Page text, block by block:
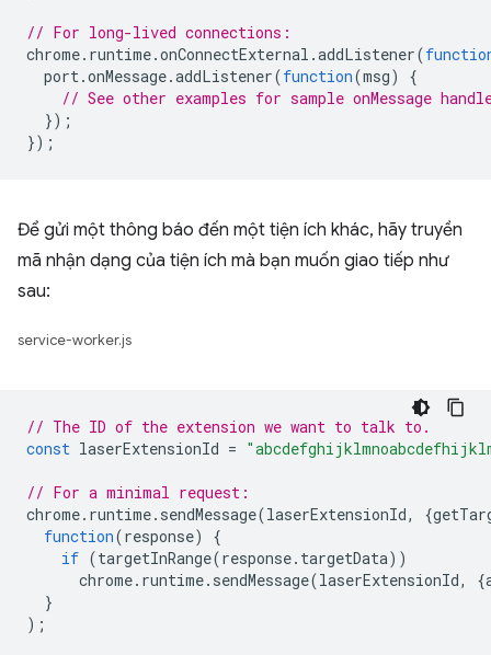
// For long-lived connections:
chrome. runtime.onConnectExternal .addListener(
port.onMessage.addListener(function(msg)
{
// See other examples for sample onMessage
});
});
Để gửi một thông báo đến một tiện ích khác, hãy truyền
mã nhận dạng của tiện ích mà bạn muốn giao tiếp như
sau:
service-worker.js
// The ID of the extension we want to talk to.
const laserExtensionId =
// For a minimal request:
chrome. runtime. sendMessage(laserExtensionId, {
function(response)
{
if (targetInRange(response. targetData))
chrome. runtime. sendMessage(laserExtensionId, {
}
);